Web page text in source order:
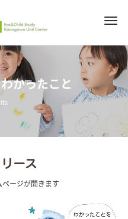
M
n
u
かったこと
ース
ージが開きます